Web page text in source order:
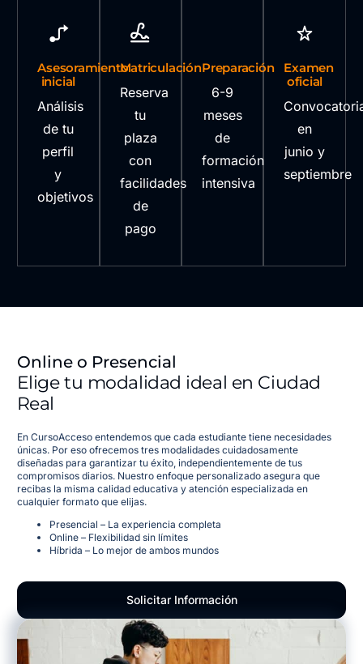
Asesoramiento
inicial
Análisis
de tu
perfil
y
objetivos
Matriculación
Reserva
tu
plaza
con
facilidades
de
pago
Preparación
6-9
meses
de
formación
intensiva
Examen
oficial
en
junio y
septiembre
Online o Presencial
Elige tu modalidad ideal en Ciudad
Real
En CursoAcceso entendemos que cada estudiante tiene necesidades
únicas. Por eso ofrecemos tres modalidades cuidadosamente
diseñadas para garantizar tu éxito, independientemente de tus
compromisos diarios. Nuestro enfoque personalizado asegura que
recibas la misma calidad educativa y atención especializada en
cualquier formato que elijas.
Presencial – La experiencia completa
Online – Flexibilidad sin límites
Híbrida – Lo mejor de ambos mundos
Solicitar Información